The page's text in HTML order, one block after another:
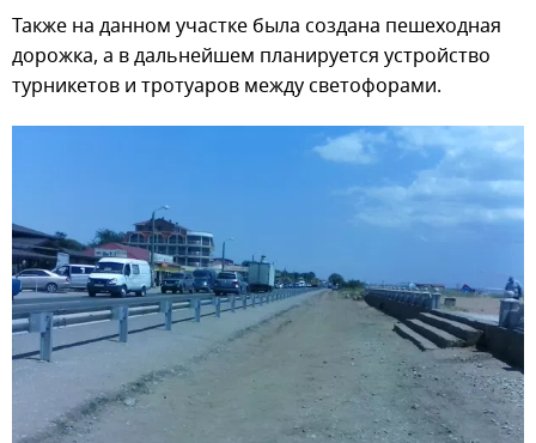
Также на данном участке была создана пешеходная
дорожка, а в дальнейшем планируется устройство
турникетов и тротуаров между светофорами.